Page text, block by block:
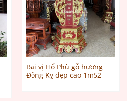
Bài vị Hổ Phù gỗ hương
Đồng Kỵ đẹp cao 1m52